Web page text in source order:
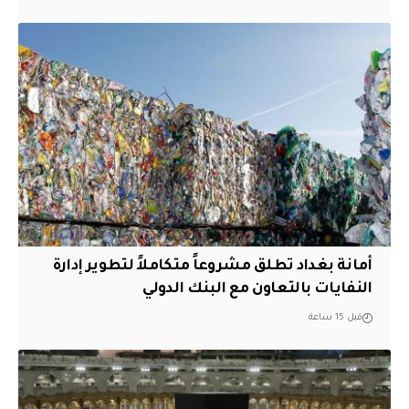
أمانة بغداد تطلق مشروعاً متكاملاً لتطوير إدارة
النفايات بالتعاون مع البنك الدولي
قبل 15 ساعة